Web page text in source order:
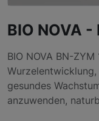
BIO NOVA -
BIO NOVA BN-
gesundes
anzuwenden,